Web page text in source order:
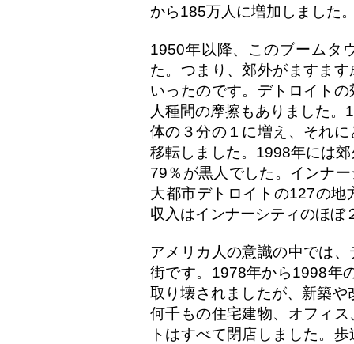
から185万人に増加しました
1950年以降、このブームタ
た。つまり、郊外がますま
いったのです。デトロイト
人種間の摩擦もありました
体の３分の１に増え、それ
移転しました。1998年には
79％が黒人でした。インナ
大都市デトロイトの127の
収入はインナーシティのほぼ
アメリカ人の意識の中では
街です。1978年から1998年
取り壊されましたが、新築
何千もの住宅建物、オフィ
トはすべて閉店しました。